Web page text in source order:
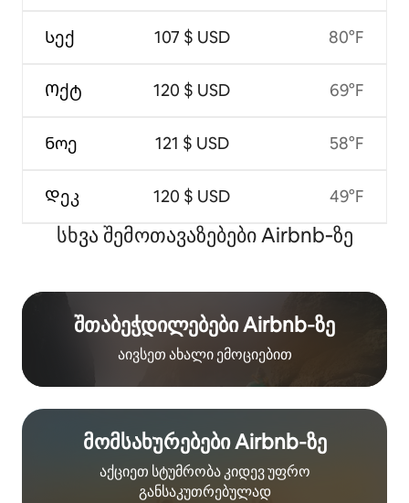
Სექ
Ოქტ
Ნოე
Დეკ
107 $ USD
120 $ USD
121 $ USD
120 $ USD
80°F
69°F
58°F
49°F
სხვა შემოთავაზებები Airbnb‑ზე
შთაბეჭდილებები Airbnb‑ზე
აივსეთ ახალი ემოციებით
მომსახურებები Airbnb‑ზე
აქციეთ სტუმრობა კიდევ უფრო
განსაკუთრებულად